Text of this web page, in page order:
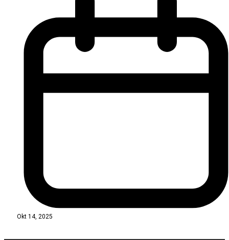
Okt 14, 2025